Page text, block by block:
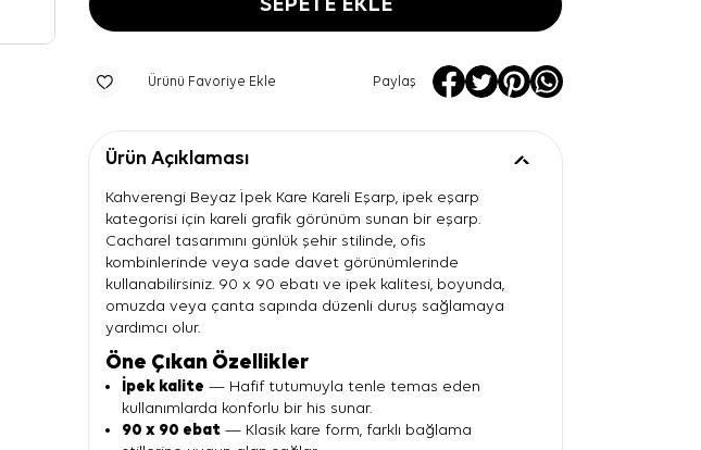
SEPETE EKLE
Ürünü Favoriye Ekle Paylaş
Ürün Açıklaması
Kahverengi Beyaz İpek Kare Kareli Eşarp, ipek eşarp
kategorisi için kareli grafik görünüm sunan bir eşarp.
Cacharel tasarımını günlük şehir stilinde, ofis
kombinlerinde veya sade davet görünümlerinde
kullanabilirsiniz. 90 x 90 ebatı ve ipek kalitesi, boyunda,
omuzda veya çanta sapında düzenli duruş sağlamaya
yardımcı olur.
Öne Çıkan Özellikler
İpek kalite — Hafif tutumuyla tenle temas eden
kullanımlarda konforlu bir his sunar.
90 x 90 ebat — Klasik kare form, farklı bağlama